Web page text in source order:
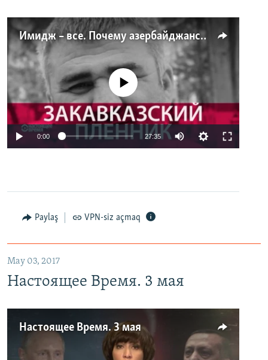
Имидж – все. Почему азербайджанские правозащитники и независимые журналисты попадают в тюрьму
No media source currently available
0:00 27:35
Paylaş VPN-siz açmaq
May 03, 2017
Настоящее Время. 3 мая
Настоящее Время. 3 мая